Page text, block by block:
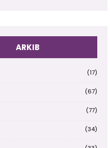
ARKIB
(17)
(67)
(77)
(34)